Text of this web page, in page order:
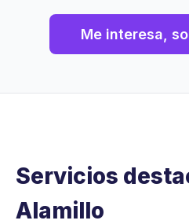
Me interesa,
Servicios
Alamillo